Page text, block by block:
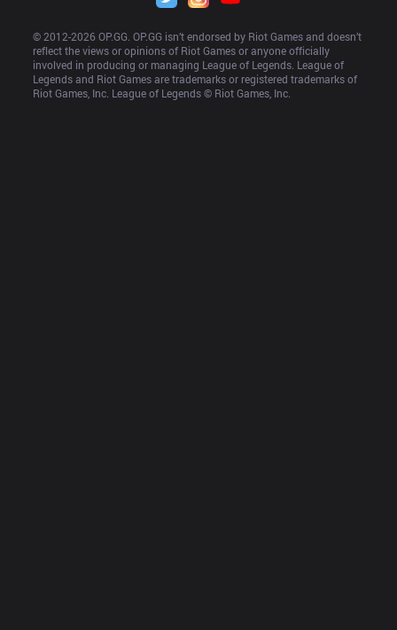
© 2012-2026 OP.GG. OP.GG isn’t endorsed by Riot Games and doesn’t
reflect the views or opinions of Riot Games or anyone officially
involved in producing or managing League of Legends. League of
Legends and Riot Games are trademarks or registered trademarks of
Riot Games, Inc. League of Legends © Riot Games, Inc.